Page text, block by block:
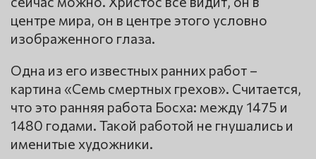
центре мира, он в центре этого условно
изображенного глаза.
Одна из его известных ранних работ –
картина «Семь смертных грехов». Считается,
что это ранняя работа Босха: между 1475 и
1480 годами. Такой работой не гнушались и
именитые художники.